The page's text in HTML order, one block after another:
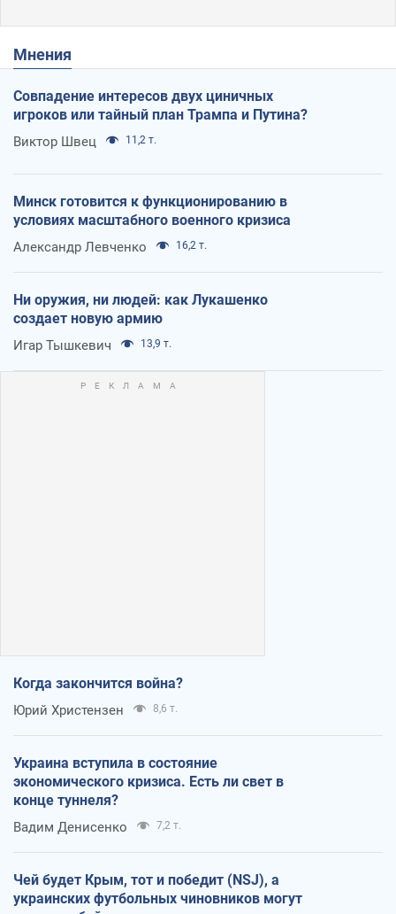
Мнения
Совпадение интересов двух циничных
игроков или тайный план Трампа и Путина?
Виктор Швец 11,2 т.
Минск готовится к функционированию в
условиях масштабного военного кризиса
Александр Левченко 16,2 т.
Ни оружия, ни людей: как Лукашенко
создает новую армию
Игар Тышкевич 13,9 т.
Когда закончится война?
Юрий Христензен 8,6 т.
Украина вступила в состояние
экономического кризиса. Есть ли свет в
конце туннеля?
Вадим Денисенко 7,2 т.
Чей будет Крым, тот и победит (NSJ), а
украинских футбольных чиновников могут